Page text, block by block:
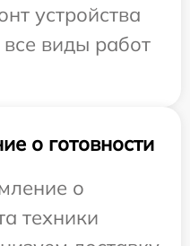
устройства
виды работ
о готовности
о
техники